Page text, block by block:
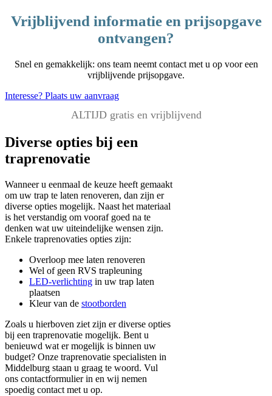
Vrijblijvend informatie en prijsopgave
ontvangen?
Snel en gemakkelijk: ons team neemt contact met u op voor een
vrijblijvende prijsopgave.
Interesse? Plaats uw aanvraag
ALTIJD gratis en vrijblijvend
Diverse opties bij een
traprenovatie
Wanneer u eenmaal de keuze heeft gemaakt
om uw trap te laten renoveren, dan zijn er
diverse opties mogelijk. Naast het materiaal
is het verstandig om vooraf goed na te
denken wat uw uiteindelijke wensen zijn.
Enkele traprenovaties opties zijn:
Overloop mee laten renoveren
Wel of geen RVS trapleuning
LED-verlichting in uw trap laten
plaatsen
Kleur van de stootborden
Zoals u hierboven ziet zijn er diverse opties
bij een traprenovatie mogelijk. Bent u
benieuwd wat er mogelijk is binnen uw
budget? Onze traprenovatie specialisten in
Middelburg staan u graag te woord. Vul
ons contactformulier in en wij nemen
spoedig contact met u op.